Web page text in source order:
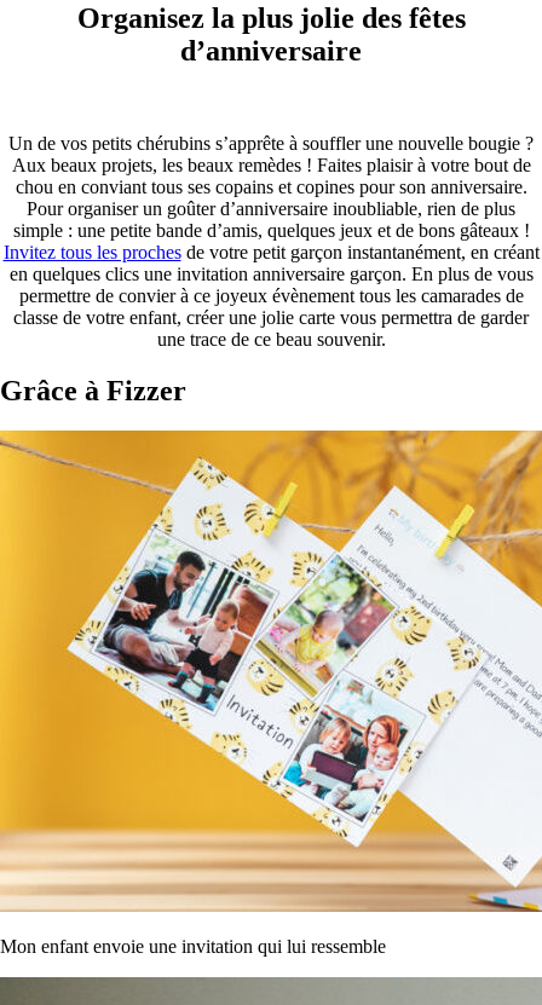
Organisez la plus jolie des fêtes
d’anniversaire
Un de vos petits chérubins s’apprête à souffler une nouvelle bougie ?
Aux beaux projets, les beaux remèdes ! Faites plaisir à votre bout de
chou en conviant tous ses copains et copines pour son anniversaire.
Pour organiser un goûter d’anniversaire inoubliable, rien de plus
simple : une petite bande d’amis, quelques jeux et de bons gâteaux !
Invitez tous les prochesde votre petit garçon instantanément, en créant
en quelques clics une invitation anniversaire garçon. En plus de vous
permettre de convier à ce joyeux évènement tous les camarades de
classe de votre enfant, créer une jolie carte vous permettra de garder
une trace de ce beau souvenir.
Grâce à Fizzer
Mon enfant envoie une invitation qui lui ressemble